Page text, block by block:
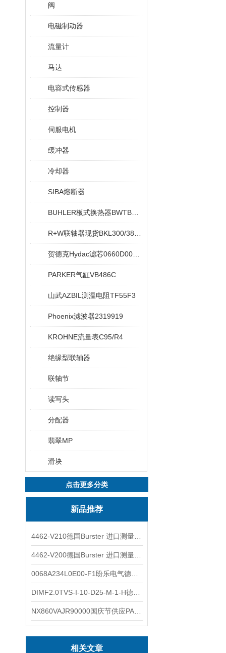
阀
电磁制动器
流量计
马达
电容式传感器
控制器
伺服电机
缓冲器
冷却器
SIBA熔断器
PARKER气缸VB486C
山武AZBIL测温电阻TF55F3
Phoenix滤波器2319919
KROHNE流量表C95/R4
绝缘型联轴器
联轴节
读写头
分配器
翡翠MP
滑块
点击更多分类
新品推荐
相关文章